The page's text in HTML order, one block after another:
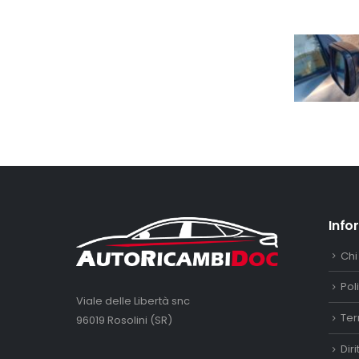
Viale delle Libertà snc
96019 Rosolini (SR)